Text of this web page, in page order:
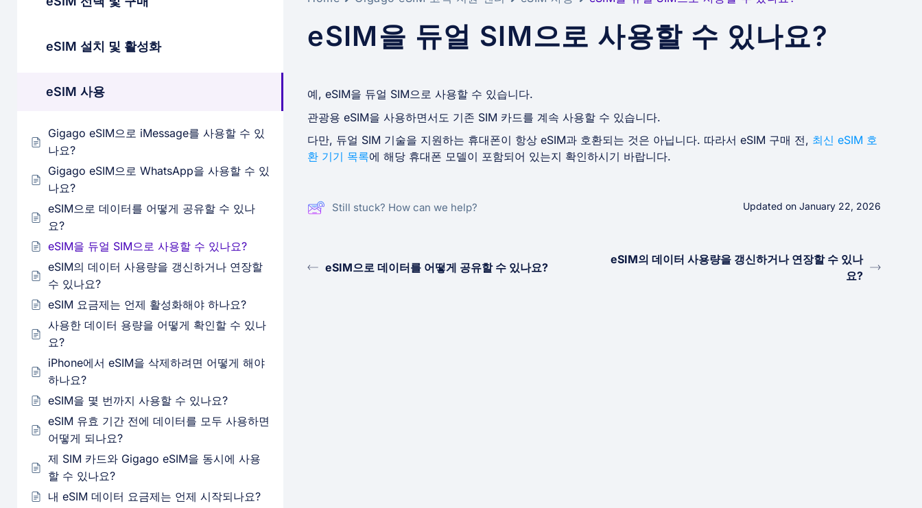
eSIM 설치 및 활성화
eSIM 사용
Gigago eSIM으로 iMessage를 사용할 수 있
나요?
Gigago eSIM으로 WhatsApp을 사용할 수 있
나요?
eSIM으로 데이터를 어떻게 공유할 수 있나
요?
eSIM을 듀얼 SIM으로 사용할 수 있나요?
eSIM의 데이터 사용량을 갱신하거나 연장할
수 있나요?
eSIM 요금제는 언제 활성화해야 하나요?
사용한 데이터 용량을 어떻게 확인할 수 있나
요?
iPhone에서 eSIM을 삭제하려면 어떻게 해야
하나요?
eSIM을 몇 번까지 사용할 수 있나요?
eSIM 유효 기간 전에 데이터를 모두 사용하면
어떻게 되나요?
제 SIM 카드와 Gigago eSIM을 동시에 사용
할 수 있나요?
내 eSIM 데이터 요금제는 언제 시작되나요?
eSIM을 듀얼 SIM으로 사용할 수 있나요?
예, eSIM을 듀얼 SIM으로 사용할 수 있습니다.
관광용 eSIM을 사용하면서도 기존 SIM 카드를 계속 사용할 수 있습니다.
다만, 듀얼 SIM 기술을 지원하는 휴대폰이 항상 eSIM과 호환되는 것은 아닙니다. 따라서 eSIM 구매 전, 최신 eSIM 호
환 기기 목록에 해당 휴대폰 모델이 포함되어 있는지 확인하시기 바랍니다.
Still stuck? How can we help? Updated on January 22, 2026
eSIM으로 데이터를 어떻게 공유할 수 있나요?
eSIM의 데이터 사용량을 갱신하거나 연장할 수 있나
요?